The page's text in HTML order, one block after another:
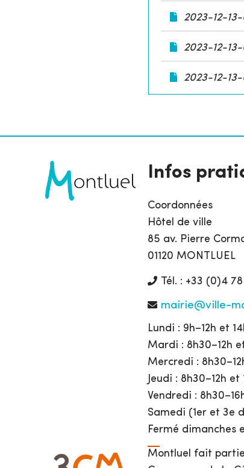
2023-12-
2023-12-
2023-12-
Infos
Coordonnées
Hôtel de ville
85 av. Pierre
01120 MONTLUEL
Tél. : +33 (0)4
mairie@ville-
Lundi : 9h–12h et
Mardi : 8h30–12h
Mercredi :
Jeudi : 8h30–12h et
Vendredi :
Samedi (1er et 3e
Fermé dimanches
Montluel fait